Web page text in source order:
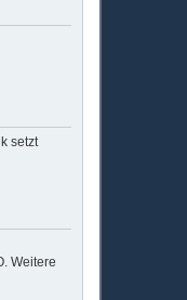
setzt
Weitere